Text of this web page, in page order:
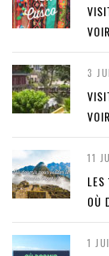
3
11
OÙ
1